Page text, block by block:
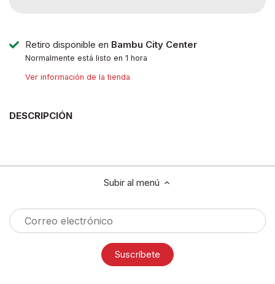
Retiro disponible en Bambu City Center
Normalmente está listo en 1 hora
Ver información de la tienda
DESCRIPCIÓN
Subir al menú